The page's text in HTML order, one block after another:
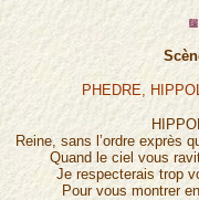
PHEDRE,
Reine, sans l’ordre exprès
Quand le ciel vous
Je respecterais trop
Pour vous montrer